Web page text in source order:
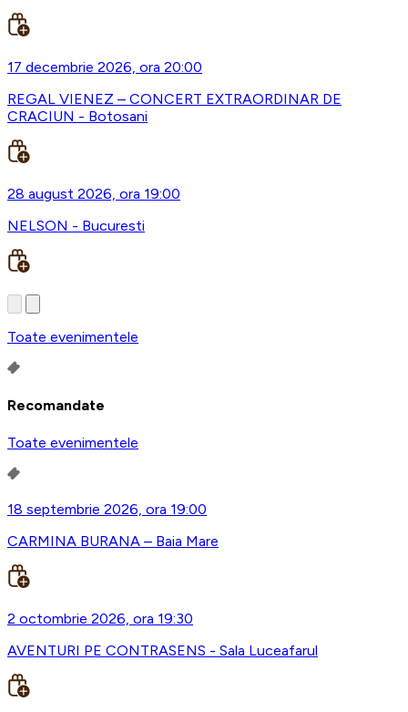
17 decembrie 2026, ora 20:00
REGAL VIENEZ – CONCERT EXTRAORDINAR DE
CRACIUN - Botosani
28 august 2026, ora 19:00
NELSON - Bucuresti
Toate evenimentele
Recomandate
Toate evenimentele
18 septembrie 2026, ora 19:00
CARMINA BURANA – Baia Mare
2 octombrie 2026, ora 19:30
AVENTURI PE CONTRASENS - Sala Luceafarul